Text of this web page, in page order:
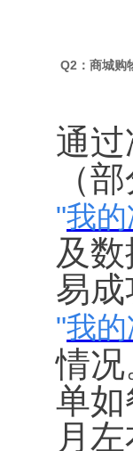
Q2：商城购
通
（
"我的
及
易
"我的
情
单
月